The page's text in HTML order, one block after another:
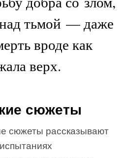
тьмой — даже
вроде как
верх.
сюжеты
сюжеты рассказывают